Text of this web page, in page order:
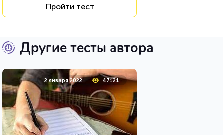
Пройти тест
Другие тесты автора
2 января 2022 47121